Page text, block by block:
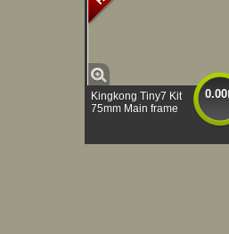
Kingkong Tiny7 Kit
75mm Main frame